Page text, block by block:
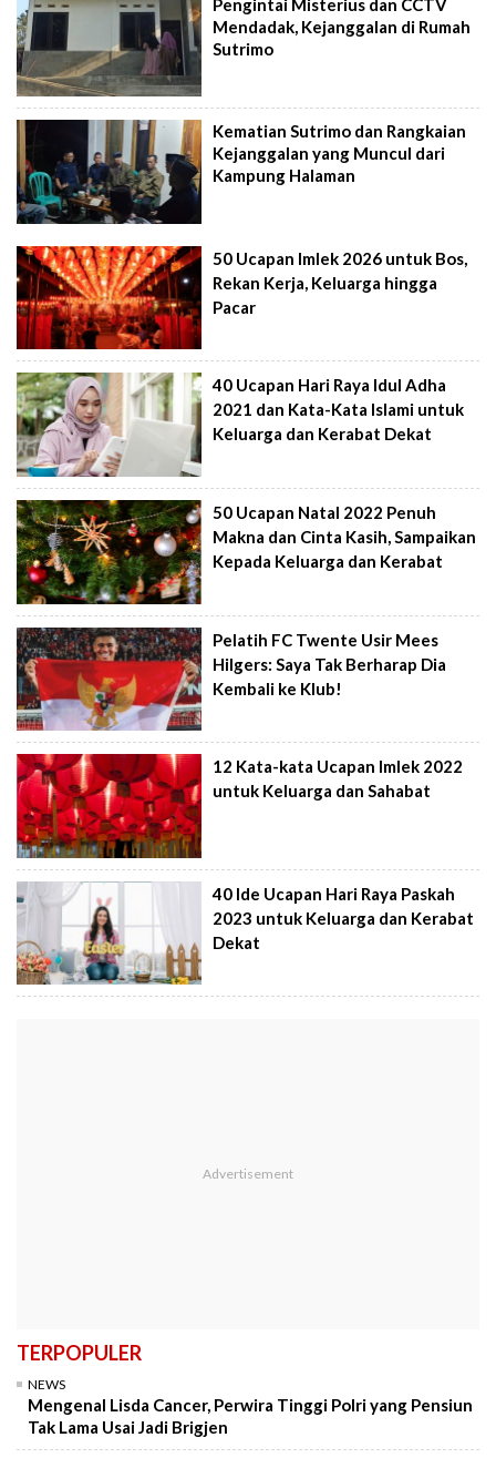
Pengintai Misterius dan CCTV
Mendadak, Kejanggalan di Rumah
Sutrimo
Kematian Sutrimo dan Rangkaian
Kejanggalan yang Muncul dari
Kampung Halaman
50 Ucapan Imlek 2026 untuk Bos,
Rekan Kerja, Keluarga hingga
Pacar
40 Ucapan Hari Raya Idul Adha
2021 dan Kata-Kata Islami untuk
Keluarga dan Kerabat Dekat
50 Ucapan Natal 2022 Penuh
Makna dan Cinta Kasih, Sampaikan
Kepada Keluarga dan Kerabat
Pelatih FC Twente Usir Mees
Hilgers: Saya Tak Berharap Dia
Kembali ke Klub!
12 Kata-kata Ucapan Imlek 2022
untuk Keluarga dan Sahabat
40 Ide Ucapan Hari Raya Paskah
2023 untuk Keluarga dan Kerabat
Dekat
TERPOPULER
NEWS
Mengenal Lisda Cancer, Perwira Tinggi Polri yang Pensiun
Tak Lama Usai Jadi Brigjen